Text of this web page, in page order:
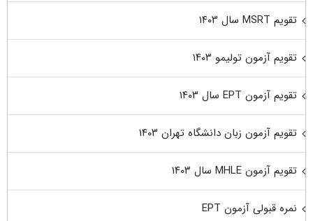
تقویم MSRT سال ۱۴۰۳
تقویم آزمون تولیمو ۱۴۰۳
تقویم آزمون EPT سال ۱۴۰۳
تقویم آزمون زبان دانشگاه تهران ۱۴۰۳
تقویم آزمون MHLE سال ۱۴۰۳
نمره قبولی آزمون EPT